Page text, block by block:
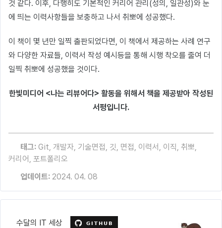
것 같다. 이후, 다행히도 기본적인 커리어 관리(성의, 일관성)와 눈
에 띄는 이력사항들을 보충하고 나서 취뽀에 성공했다.
이 책이 몇 년만 일찍 출판되었다면, 이 책에서 제공하는 사례 연구
와 다양한 자료들, 이력서 작성 예시등을 통해 시행 착오를 줄여 더
일찍 취뽀에 성공했을 것이다.
한빛미디어 <나는 리뷰어다> 활동을 위해서 책을 제공받아 작성된
서평입니다.
태그: Git 개발자 기술면접 깃 면접 이력서 이직 취뽀
커리어
포트폴리오
업데이트: 2024. 04. 08
수달의 IT 세상